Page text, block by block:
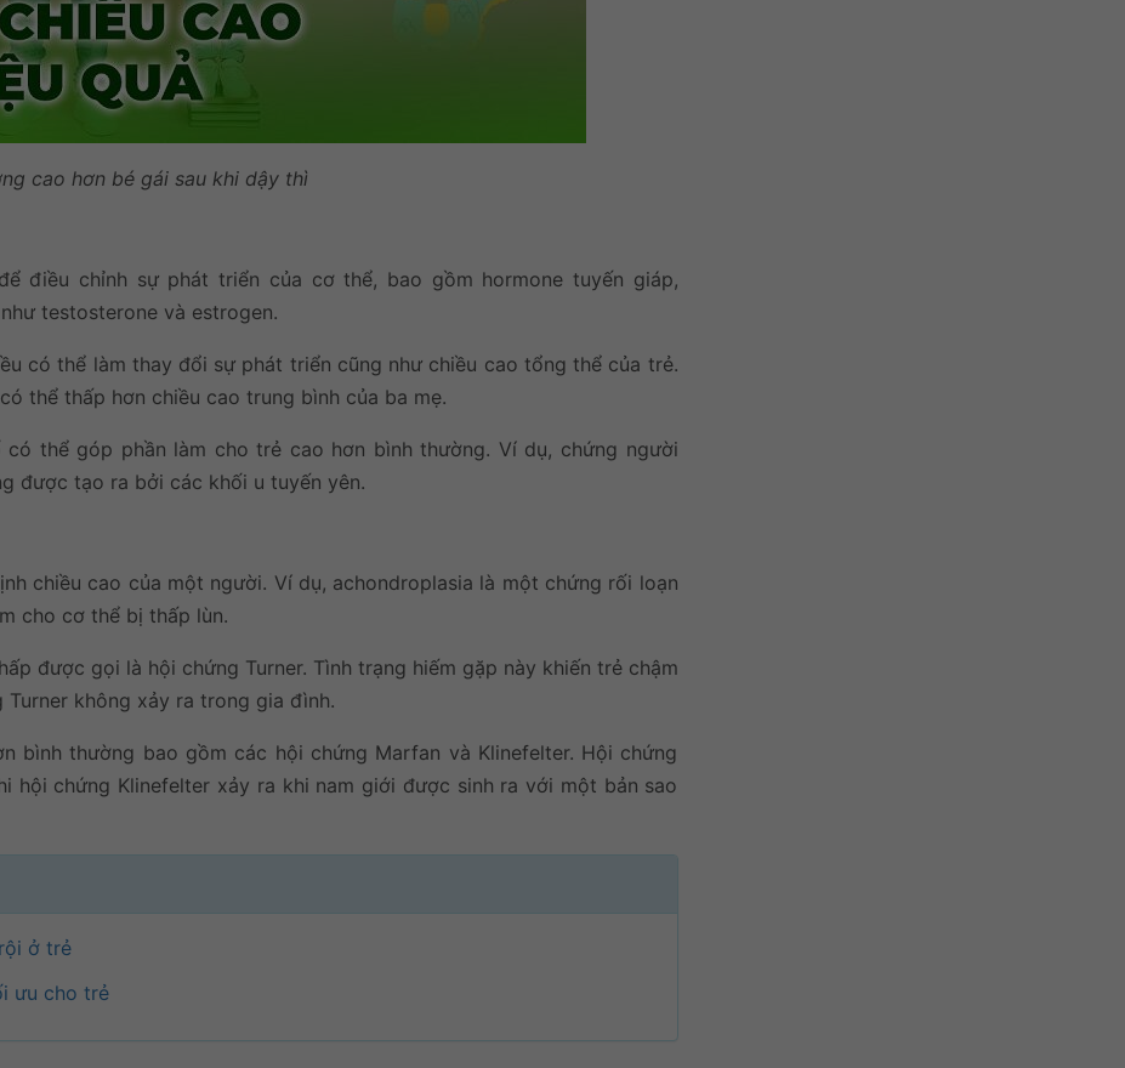
cao hơn bé gái sau khi dậy thì
điều chỉnh sự phát triển của cơ thể, bao gồm hormone tuyến giáp,
testosterone và estrogen.
có thể làm thay đổi sự phát triển cũng như chiều cao tổng thể của trẻ.
thể thấp hơn chiều cao trung bình của ba mẹ.
thể góp phần làm cho trẻ cao hơn bình thường. Ví dụ, chứng người
được tạo ra bởi các khối u tuyến yên.
chiều cao của một người. Ví dụ, achondroplasia là một chứng rối loạn
cho cơ thể bị thấp lùn.
được gọi là hội chứng Turner. Tình trạng hiếm gặp này khiến trẻ chậm
không xảy ra trong gia đình.
bình thường bao gồm các hội chứng Marfan và Klinefelter. Hội chứng
hội chứng Klinefelter xảy ra khi nam giới được sinh ra với một bản sao
ở trẻ
ưu cho trẻ